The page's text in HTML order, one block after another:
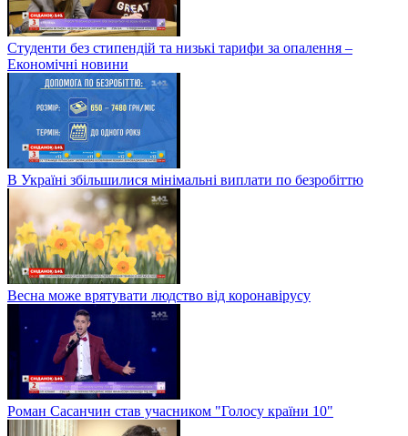
Студенти без стипендій та низькі тарифи за опалення –
Економічні новини
В Україні збільшилися мінімальні виплати по безробіттю
Весна може врятувати людство від коронавірусу
Роман Сасанчин став учасником "Голосу країни 10"